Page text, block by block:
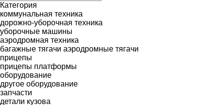
Категория
коммунальная техника
дорожно-уборочная техника
уборочные машины
аэродромная техника
багажные тягачи аэродромные тягачи
прицепы
прицепы платформы
оборудование
другое оборудование
запчасти
детали кузова